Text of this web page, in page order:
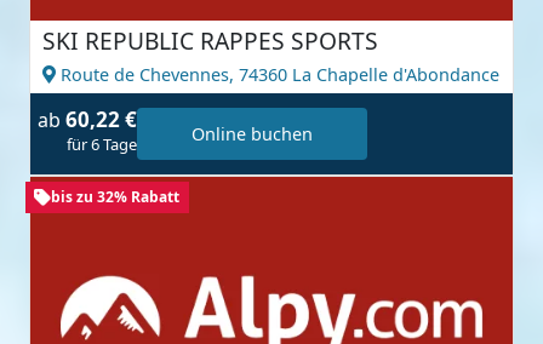
SKI REPUBLIC RAPPES SPORTS
Route de Chevennes, 74360 La Chapelle d'Abondance
ab 60,22 €
für 6 Tage Online buchen
bis zu 32% Rabatt